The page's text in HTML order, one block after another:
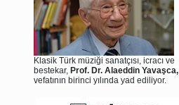
Klasik Türk müziği sanatçısı, icracı ve
bestekar, Prof. Dr. Alaeddin Yavaşca,
vefatının birinci yılında yad ediliyor.